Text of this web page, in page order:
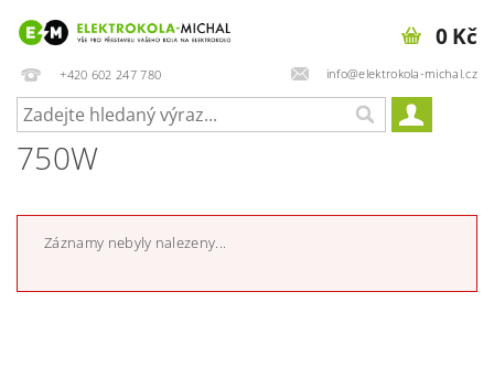
+420 602 247 780 info@elektrokola-michal.cz
0 Kč
750W
Záznamy nebyly nalezeny...